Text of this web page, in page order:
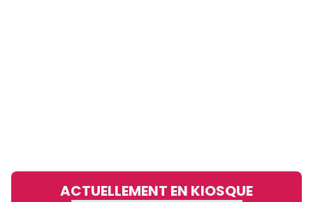
ACTUELLEMENT EN KIOSQUE